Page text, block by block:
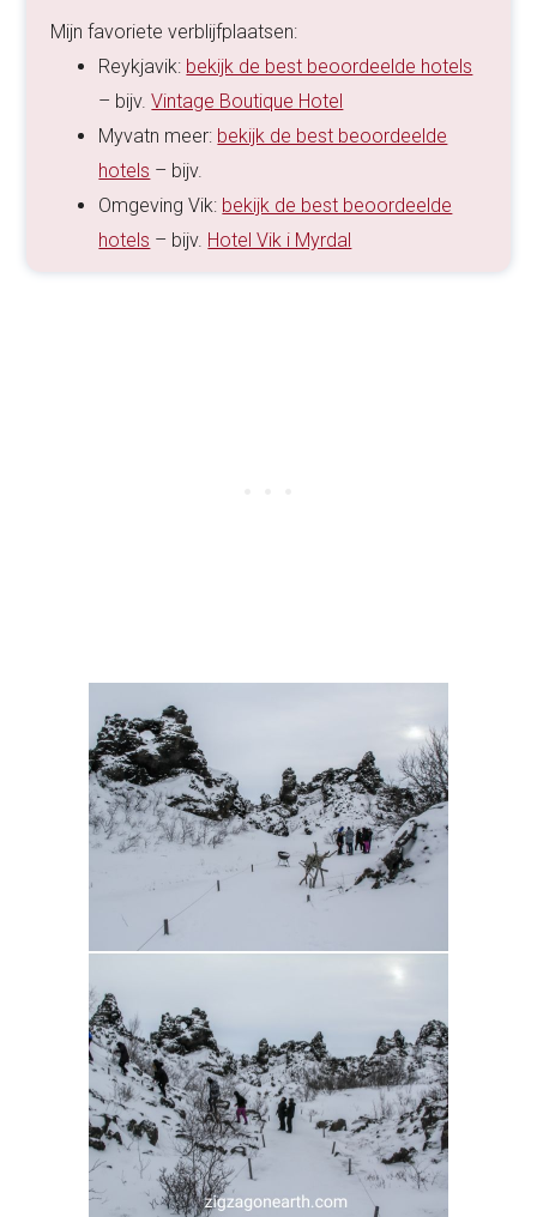
Mijn favoriete verblijfplaatsen:
Reykjavik: bekijk de best beoordeelde hotels
– bijv.Vintage Boutique Hotel
Myvatn meer: bekijk de best beoordeelde
hotels – bijv.
Omgeving Vik: bekijk de best beoordeelde
hotels – bijv. Hotel Vik i Myrdal